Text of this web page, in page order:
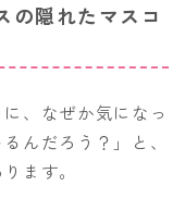
の隠れたマスコ
、なぜか気になっ
んだろう？」と、
ます。